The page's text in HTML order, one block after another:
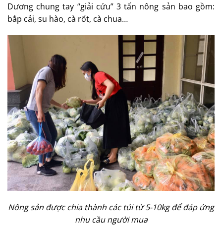
Dương chung tay “giải cứu” 3 tấn nông sản bao gồm:
bắp cải, su hào, cà rốt, cà chua…
Nông sản được chia thành các túi từ 5-10kg để đáp ứng
nhu cầu người mua